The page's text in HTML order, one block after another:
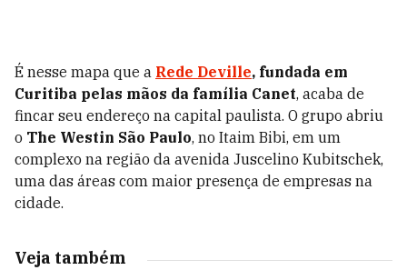
É nesse mapa que a Rede Deville, fundada em
Curitiba pelas mãos da família Canet, acaba de
fincar seu endereço na capital paulista. O grupo abriu
o The Westin São Paulo, no Itaim Bibi, em um
complexo na região da avenida Juscelino Kubitschek,
uma das áreas com maior presença de empresas na
cidade.
Veja também